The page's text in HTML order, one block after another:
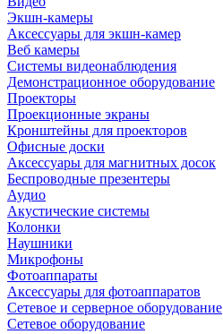
Экшн-камеры
Аксессуары для экшн-камер
Веб камеры
Системы видеонаблюдения
Демонстрационное оборудование
Проекторы
Проекционные экраны
Кронштейны для проекторов
Офисные доски
Аксессуары для магнитных досок
Беспроводные презентеры
Аудио
Акустические системы
Колонки
Наушники
Микрофоны
Фотоаппараты
Аксессуары для фотоаппаратов
Сетевое и серверное оборудование
Сетевое оборудование